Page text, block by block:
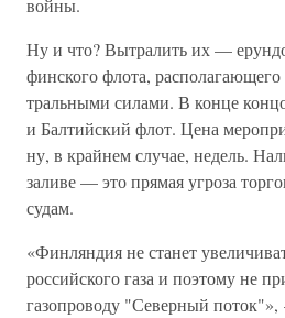
войны.
Ну и что? Вытралить их —
финского флота,
тральными силами. В конце
и Балтийский флот. Цена
ну, в крайнем случае, недель.
заливе — это прямая угроза
судам.
«Финляндия не станет
российского газа и поэтому не
газопроводу "Северный поток"»,